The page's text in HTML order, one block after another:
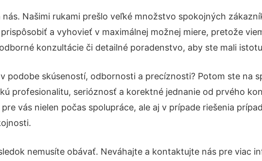
Našimi rukami prešlo veľké množstvo spokojných
a vyhovieť v maximálnej možnej miere, pretože
konzultácie či detailné poradenstvo, aby ste mali
podobe skúseností, odbornosti a precíznosti? Potom ste na
profesionalitu, serióznosť a korektné jednanie od prvého
vás nielen počas spolupráce, ale aj v prípade riešenia
nemusíte obávať. Neváhajte a kontaktujte nás pre viac